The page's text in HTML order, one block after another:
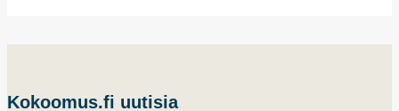
Kokoomus.fi uutisia